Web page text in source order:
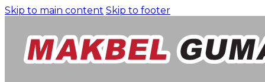
Skip to main content Skip to footer